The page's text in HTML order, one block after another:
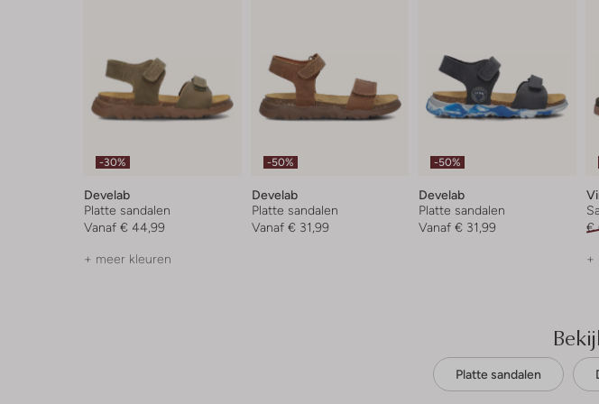
-30%
Develab
Platte sandalen
Vanaf € 44,99
+ meer kleuren
-50%
Develab
Platte sandalen
Vanaf € 31,99
-50%
Develab
Platte sandalen
Vanaf € 31,99
€
+
Platte sandalen